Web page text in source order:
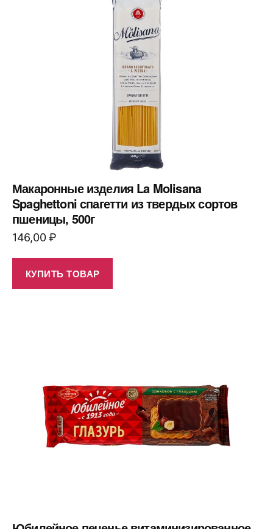
Макаронные изделия La Molisana
Spaghettoni спагетти из твердых сортов
пшеницы, 500г
146,00₽
КУПИТЬ ТОВАР